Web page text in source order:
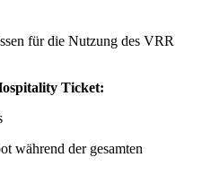
für die Nutzung des VRR
Ticket:
während der gesamten